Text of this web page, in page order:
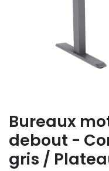
Bureaux
debout -
gris /